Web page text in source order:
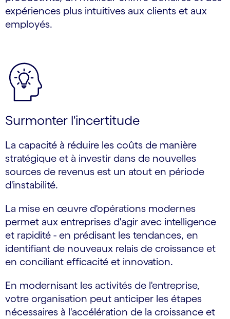
expériences plus intuitives aux clients et aux
employés.
Surmonter l'incertitude
La capacité à réduire les coûts de manière
stratégique et à investir dans de nouvelles
sources de revenus est un atout en période
d'instabilité.
La mise en œuvre d'opérations modernes
permet aux entreprises d'agir avec intelligence
et rapidité - en prédisant les tendances, en
identifiant de nouveaux relais de croissance et
en conciliant efficacité et innovation.
En modernisant les activités de l'entreprise,
votre organisation peut anticiper les étapes
nécessaires à l'accélération de la croissance et